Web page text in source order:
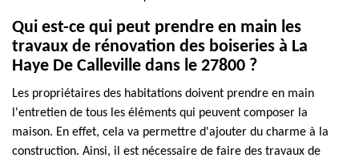
Qui est-ce qui peut prendre en main les
travaux de rénovation des boiseries à La
Haye De Calleville dans le 27800 ?
Les propriétaires des habitations doivent prendre en main
l'entretien de tous les éléments qui peuvent composer la
maison. En effet, cela va permettre d'ajouter du charme à la
construction. Ainsi, il est nécessaire de faire des travaux de